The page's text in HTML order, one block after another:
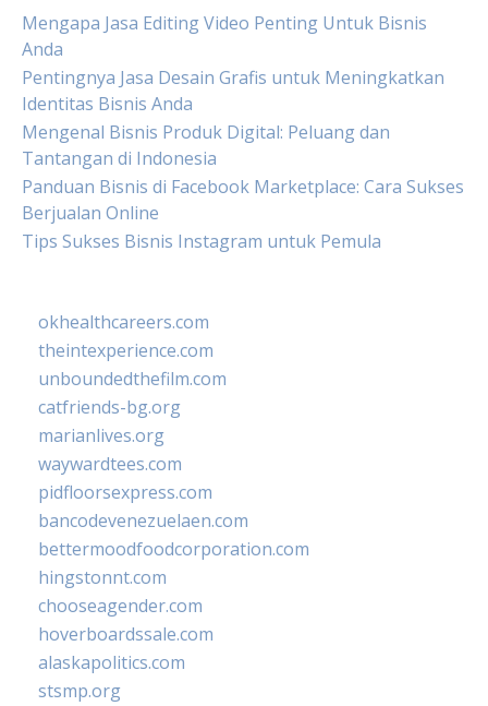
Mengapa Jasa Editing Video Penting Untuk Bisnis
Anda
Pentingnya Jasa Desain Grafis untuk Meningkatkan
Identitas Bisnis Anda
Mengenal Bisnis Produk Digital: Peluang dan
Tantangan di Indonesia
Panduan Bisnis di Facebook Marketplace: Cara Sukses
Berjualan Online
Tips Sukses Bisnis Instagram untuk Pemula
okhealthcareers.com
theintexperience.com
unboundedthefilm.com
catfriends-bg.org
marianlives.org
waywardtees.com
pidfloorsexpress.com
bancodevenezuelaen.com
bettermoodfoodcorporation.com
hingstonnt.com
chooseagender.com
hoverboardssale.com
alaskapolitics.com
stsmp.org